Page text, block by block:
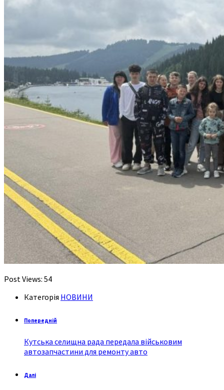
Post Views: 54
Категорія НОВИНИ
Попередній
Кутська селищна рада передала військовим
автозапчастини для ремонту авто
Далі